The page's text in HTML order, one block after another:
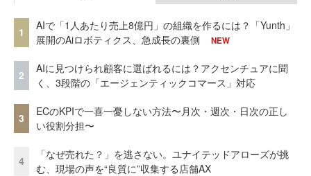
1
AIで「1人あたり売上8億円」の組織を作るには？「Yunth」
展開のAiロボティクス、急成長の裏側
NEW
2
AIに見つけられ顧客に選ばれるには？アクセンチュアに聞
く、3段階の「エージェンティックコマース」対応
3
ECのKPIで一喜一憂しない方法〜月次・週次・日次の正し
い役割分担〜
4
「なぜ売れた？」を逃さない。ユナイテッドアローズが挑
む、現場の声を“良質に”収集する店舗AX